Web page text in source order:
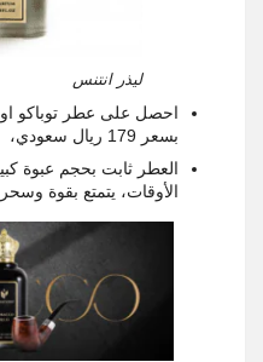
ليذر انتنس
احصل على عطر توباكو او
بسعر 179 ريال سعودي،
الأوقات، يتمتع بقوة وسحر